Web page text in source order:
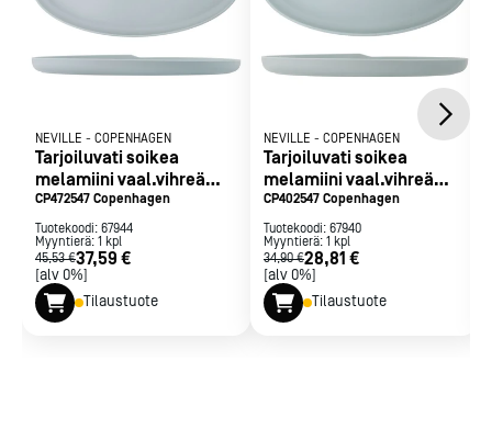
NEVILLE - COPENHAGEN
Tarjoiluvati soikea
melamiini vaal.vihreä
47,5x24
CP472547 Copenhagen
Tuotekoodi: 67944
Myyntierä: 1 kpl
45,53 €37,59 €
[alv 0%]
Tilaustuote
NEVILLE - COPENHAGEN
Tarjoiluvati soikea
melamiini vaal.vihreä
40x20cm
CP402547 Copenhagen
Tuotekoodi: 67940
Myyntierä: 1 kpl
34,90 €28,81 €
[alv 0%]
Tilaustuote